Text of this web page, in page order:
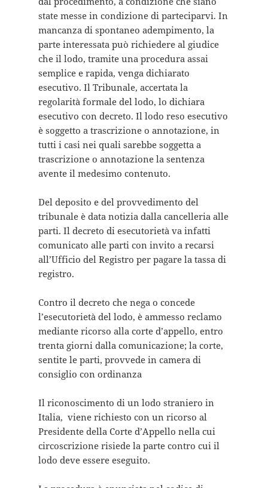
state messe in condizione di parteciparvi. In
mancanza di spontaneo adempimento, la
parte interessata può richiedere al giudice
che il lodo, tramite una procedura assai
semplice e rapida, venga dichiarato
esecutivo. Il Tribunale, accertata la
regolarità formale del lodo, lo dichiara
esecutivo con decreto. Il lodo reso esecutivo
è soggetto a trascrizione o annotazione, in
tutti i casi nei quali sarebbe soggetta a
trascrizione o annotazione la sentenza
avente il medesimo contenuto.
Del deposito e del provvedimento del
tribunale è data notizia dalla cancelleria alle
parti. Il decreto di esecutorietà va infatti
comunicato alle parti con invito a recarsi
all’Ufficio del Registro per pagare la tassa di
registro.
Contro il decreto che nega o concede
l’esecutorietà del lodo, è ammesso reclamo
mediante ricorso alla corte d’appello, entro
trenta giorni dalla comunicazione; la corte,
sentite le parti, provvede in camera di
consiglio con ordinanza
Il riconoscimento di un lodo straniero in
Italia, viene richiesto con un ricorso al
Presidente della Corte d’Appello nella cui
circoscrizione risiede la parte contro cui il
lodo deve essere eseguito.